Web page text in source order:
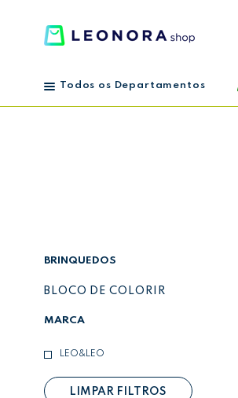
Todos os Departamentos
BRINQUEDOS
BLOCO DE COLORIR
MARCA
LEO&LEO
LIMPAR FILTROS